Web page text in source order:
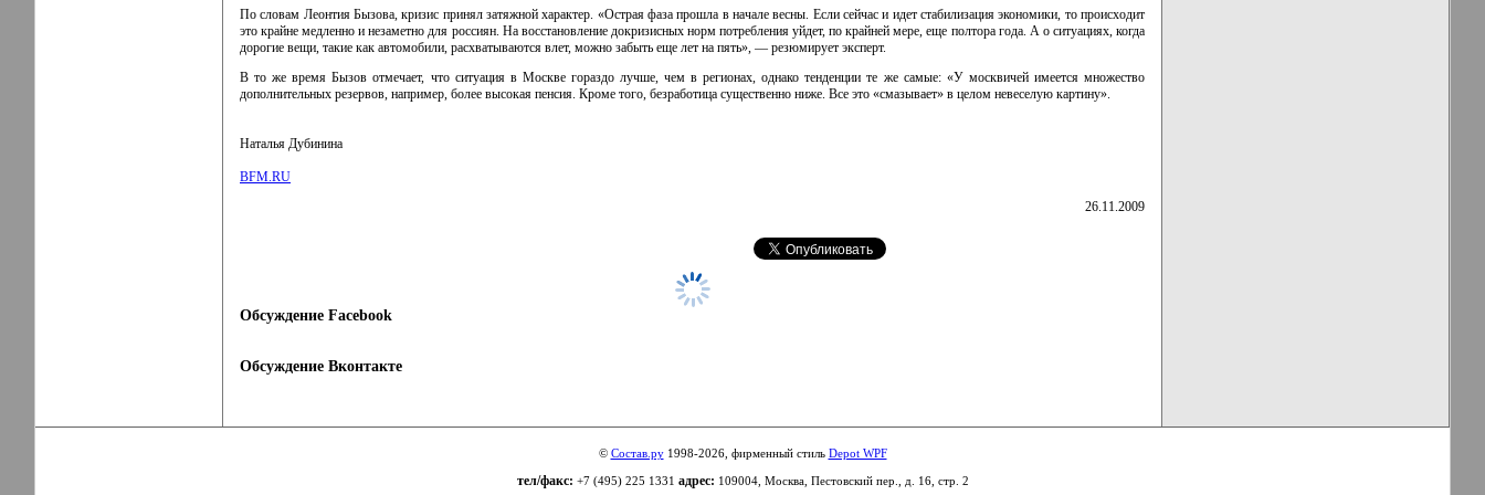
По словам Леонтия Бызова, кризис принял затяжной характер. «Острая фаза прошла в начале весны. Если сейчас и идет стабилизация экономики, то происходит
это крайне медленно и незаметно для россиян. На восстановление докризисных норм потребления уйдет, по крайней мере, еще полтора года. А о ситуациях, когда
дорогие вещи, такие как автомобили, расхватываются влет, можно забыть еще лет на пять», — резюмирует эксперт.
В то же время Бызов отмечает, что ситуация в Москве гораздо лучше, чем в регионах, однако тенденции те же самые: «У москвичей имеется множество
дополнительных резервов, например, более высокая пенсия. Кроме того, безработица существенно ниже. Все это «смазывает» в целом невеселую картину».
Наталья Дубинина
BFM.RU
26.11.2009
Обсуждение Facebook
Обсуждение Вконтакте
© Состав.ру1998-2026, фирменный стиль Depot WPF
тел/факс: +7 (495) 225 1331 адрес: 109004, Москва, Пестовский пер., д. 16, стр. 2